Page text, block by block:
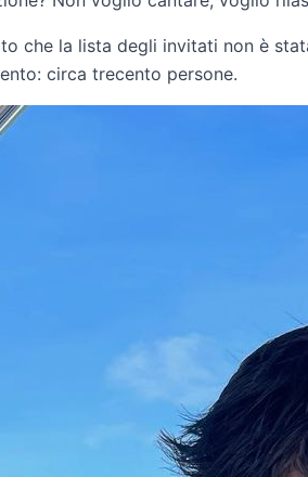
che la lista degli invitati non è
circa trecento persone.